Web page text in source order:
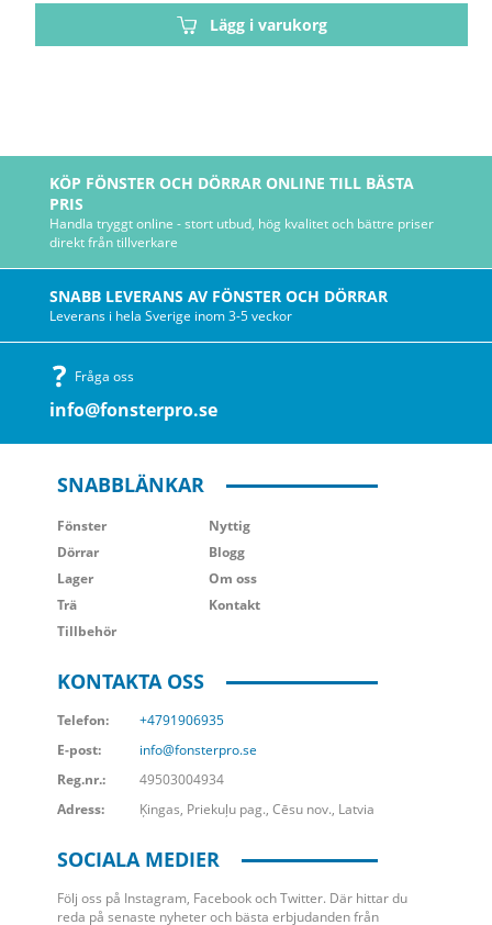
Lägg i varukorg
KÖP FÖNSTER OCH DÖRRAR ONLINE TILL BÄSTA
PRIS
Handla tryggt online - stort utbud, hög kvalitet och bättre priser
direkt från tillverkare
SNABB LEVERANS AV FÖNSTER OCH DÖRRAR
Leverans i hela Sverige inom 3-5 veckor
Fråga oss
info@fonsterpro.se
SNABBLÄNKAR
Fönster
Dörrar
Lager
Trä
Tillbehör
Nyttig
Blogg
Om oss
Kontakt
KONTAKTA OSS
Telefon:
+4791906935
E-post:
info@fonsterpro.se
Reg.nr.:
49503004934
Adress:
Ķingas, Priekuļu pag., Cēsu nov., Latvia
SOCIALA MEDIER
Följ oss på Instagram, Facebook och Twitter. Där hittar du
reda på senaste nyheter och bästa erbjudanden från